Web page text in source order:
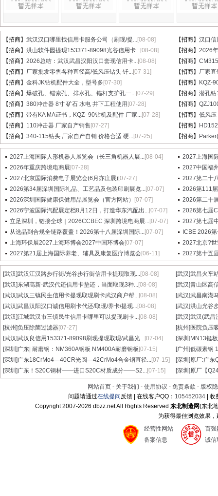
【招商】 武汉汉口哪里找信用卡服务公司（刷现/提...[08-08] 【招商】 汉口信
【招商】 洪山软件园提现153371-89098光谷信用卡...[08-08] 【招商】 2026
【招商】 2026总结：武汉武昌汉阳汉口套现信用卡...[08-08] 【招商】
【招商】 厂家批发零售各种直径高/低风压钻头 钎...[07-31] 【招商】 厂家
【招商】 金科JK钻机配件大全，型号多 [07-30] 【招商】
KQZ-
【招商】 爆破孔、锚索孔、排水孔、锚杆支护孔一...[07-29] 【招商】 潜孔钻
【招商】 380冲击器 8寸 矿石 水电 井下工程使用 [07-28] 【招商】
【招商】 带有KA MA证书，KQZ- 90钻机及配件 厂家...[07-28] 【招商】 低风压
【招商】 110冲击器 厂家自产销售 [07-27] 【招商】
【招商】 340-115钻头 厂家自产自销 价格合适 硬...[07-25] 【招商】
2027上海国际人形机器人展览会（长三角机器人展...[08-04]
2027上海国
2026年重庆跨境电商展 [07-28]
2027中国福
2027北京国际消费电子展览会(6月亦庄展)[07-27]
2027第二十
2026第34届深圳国际礼品、工艺品及包装印刷展览...[07-07]
2026第111
2026深圳国际健康保健用品展览会（官方网站）
[07-07]
2026第二十
2026宁波国际汽配展定档8月12日，打造华东汽配出...[07-07]
2026第七届
立足深圳，链接全球｜2026CCBEC 深圳跨境电商展...[07-07]
2027第七届
从选品到合规全链路覆盖！2026第十八届深圳国际...[07-07]
ICBE 2026
上海环保展2027上海环博会2027中国环博会[07-07]
2027北京?世
2027第21届上海国际养老、辅具及康复医疗博览会[06-11] 2027第十五
[武汉]武汉江汉路步行街/光谷步行街信用卡提现取现...[08-08] [武汉]武昌火车
[武汉]东湖高新-武汉代还信用卡垫还，当面取现3种...[08-08] [武汉]青山区高
[武汉]武汉三镇民生信用卡提现取现刷卡武汉商户帮...[08-08] [武汉]武昌南湖
[武汉]武昌汉阳汉口诚信用刷卡代还/取现/养卡/提现...[08-08] [武汉]洪山光谷
[武汉]江城武汉市三镇民生信用卡哪里可以提现刷卡...[08-08] [武汉]武汉(武昌
[杭州]负压除菌过滤器[07-27] [杭州] 医院负压
[武汉]武汉良信用153371-89098刷现提现取现/武昌光...[07-04] [深圳] MN13锰
[深圳]广东| 耐磨钢：NM360A钢板 NM400A耐磨钢板 [07-15] [广州]低碳素钢
[深圳]广东18CrMo4—40CR光圆—42CrMo4合金钢直径...[07-15] [深圳]原厂:广东
[深圳]广东！S20C钢材——进口S20C材质成分——S2...[07-15] [深圳]原厂【
网站首页 - 关于我们 - 使用协议 - 免责条款 - 版权
问题请通过在线提问反馈 | 在线客户QQ： 105452034 |
Copyright 2007-2026 dbzz.net All Rights Reserved东北制造网(东北
为获得最佳浏览效果
经营性网站
备案信息
百强
诚信